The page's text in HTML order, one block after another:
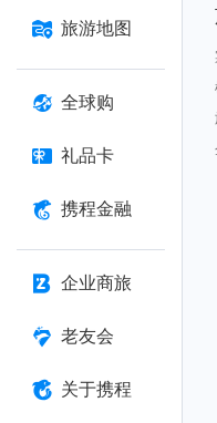
旅游地图
全球购
礼品卡
携程金融
企业商旅
老友会
关于携程